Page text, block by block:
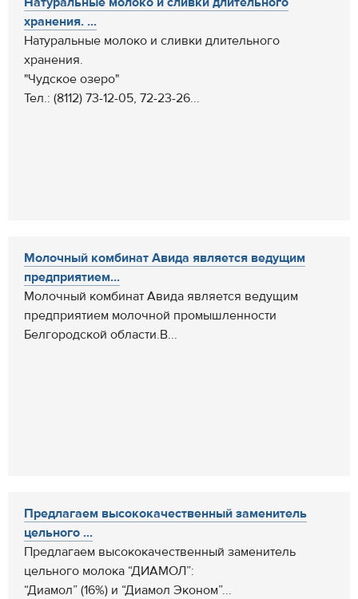
хранения. ...
Натуральные молоко и сливки длительного
хранения.
"Чудское озеро"
Тел.: (8112) 73-12-05, 72-23-26...
Молочный комбинат Авида является ведущим
предприятием...
Молочный комбинат Авида является ведущим
предприятием молочной промышленности
Белгородской области.В...
Предлагаем высококачественный заменитель
цельного ...
Предлагаем высококачественный заменитель
цельного молока “ДИАМОЛ”:
“Диамол” (16%) и “Диамол Эконом”...